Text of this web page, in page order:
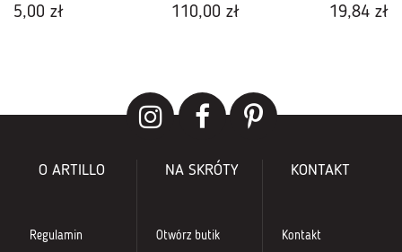
5,00 zł 110,00 zł 19,84 zł
O ARTILLO
Regulamin
NA SKRÓTY
Otwórz butik
KONTAKT
Kontakt